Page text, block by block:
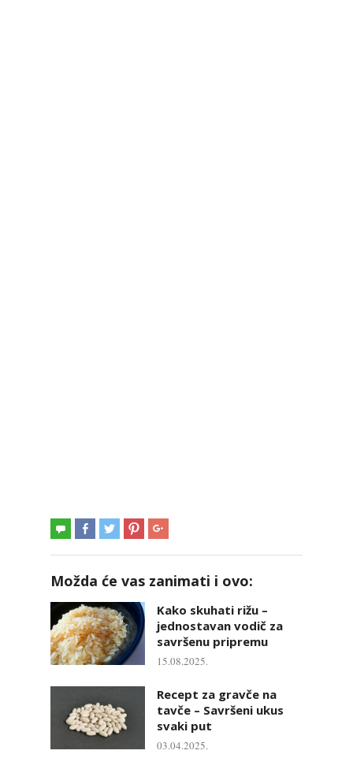
Možda će vas zanimati i ovo:
Kako skuhati rižu –
jednostavan vodič za
savršenu pripremu
15.08.2025.
Recept za gravče na
tavče – Savršeni ukus
svaki put
03.04.2025.